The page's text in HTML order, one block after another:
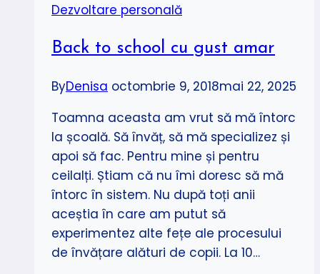
Dezvoltare personală
Back to school cu gust amar
ByDenisa octombrie 9, 2018mai 22, 2025
Toamna aceasta am vrut să mă întorc
la școală. Să învăț, să mă specializez și
apoi să fac. Pentru mine și pentru
ceilalți. Știam că nu îmi doresc să mă
întorc în sistem. Nu după toți anii
aceștia în care am putut să
experimentez alte fețe ale procesului
de învățare alături de copii. La 10…